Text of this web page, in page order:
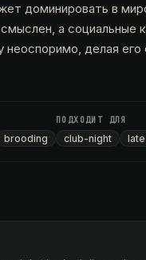
доминировать в
а социальные
неоспоримо, делая
brooding
ПОДХОДИТ ДЛЯ
club-night